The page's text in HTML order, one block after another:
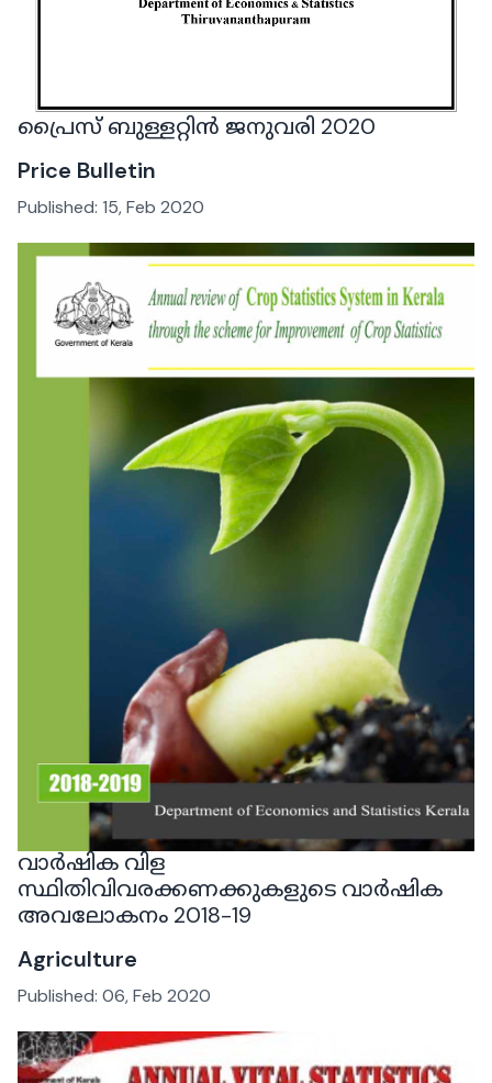
പ്രൈസ് ബുള്ളറ്റിൻ ജനുവരി 2020
Price Bulletin
Published: 15, Feb 2020
വാർഷിക വിള
സ്ഥിതിവിവരക്കണക്കുകളുടെ വാർഷിക
അവലോകനം 2018-19
Agriculture
Published: 06, Feb 2020